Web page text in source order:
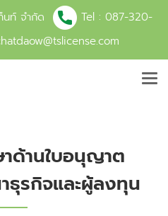
นท์ จำกัด Tel : 087-320-
ด้านใบอนุญาต
รกิจและผู้ลงทุน